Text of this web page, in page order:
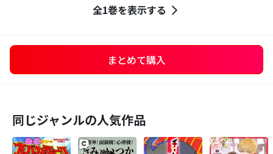
全1巻を表示する
まとめて購入
同じジャンルの人気作品